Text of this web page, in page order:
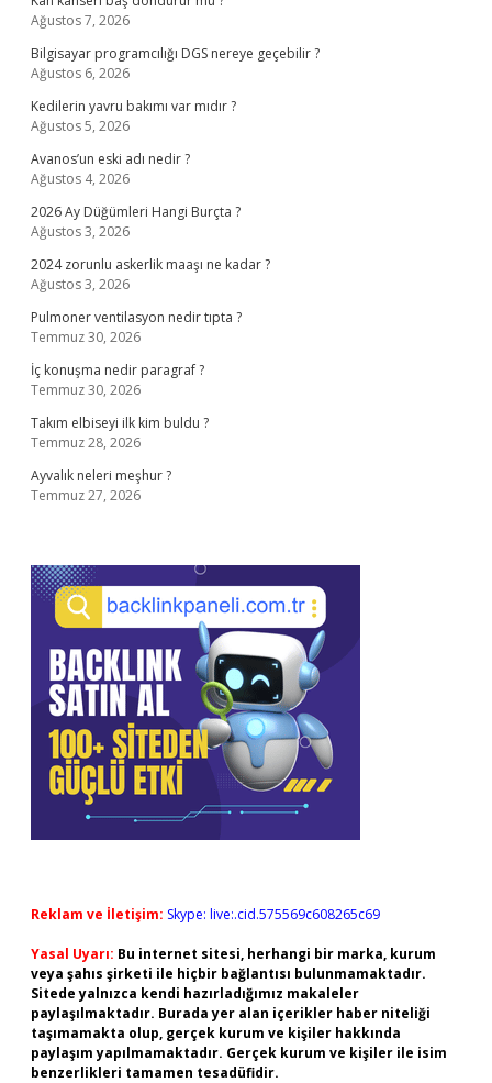
Ağustos 7, 2026
Bilgisayar programcılığı DGS nereye geçebilir ?
Ağustos 6, 2026
Kedilerin yavru bakımı var mıdır ?
Ağustos 5, 2026
Avanos’un eski adı nedir ?
Ağustos 4, 2026
2026 Ay Düğümleri Hangi Burçta ?
Ağustos 3, 2026
2024 zorunlu askerlik maaşı ne kadar ?
Ağustos 3, 2026
Pulmoner ventilasyon nedir tıpta ?
Temmuz 30, 2026
İç konuşma nedir paragraf ?
Temmuz 30, 2026
Takım elbiseyi ilk kim buldu ?
Temmuz 28, 2026
Ayvalık neleri meşhur ?
Temmuz 27, 2026
Reklam ve İletişim: Skype: live:.cid.575569c608265c69
Yasal Uyarı: Bu internet sitesi, herhangi bir marka, kurum
veya şahıs şirketi ile hiçbir bağlantısı bulunmamaktadır.
Sitede yalnızca kendi hazırladığımız makaleler
paylaşılmaktadır. Burada yer alan içerikler haber niteliği
taşımamakta olup, gerçek kurum ve kişiler hakkında
paylaşım yapılmamaktadır. Gerçek kurum ve kişiler ile isim
benzerlikleri tamamen tesadüfidir.